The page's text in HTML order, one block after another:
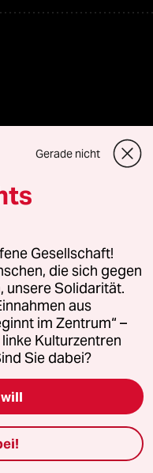
Gerade nicht
Gesellschaft!
die sich gegen
unsere Solidarität.
aus
im Zentrum“ –
Kulturzentren
Sie dabei?